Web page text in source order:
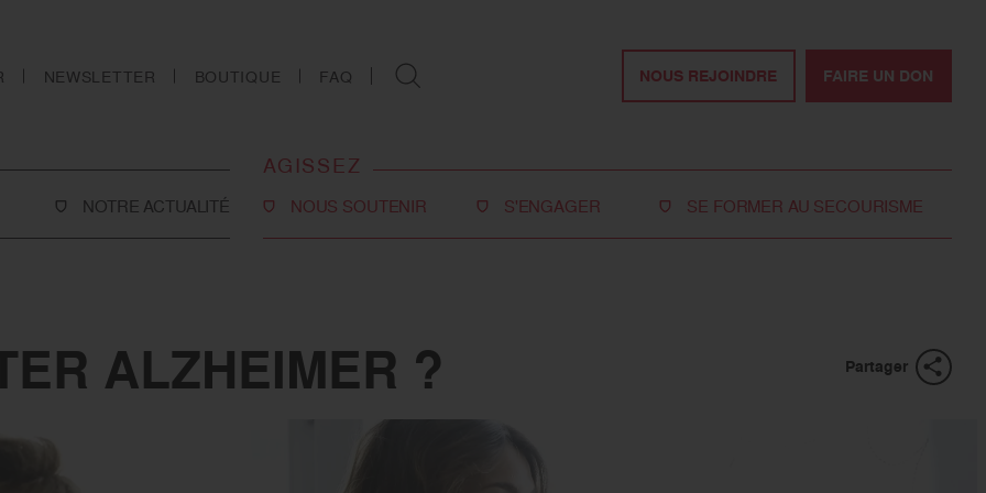
NEWSLETTER BOUTIQUE FAQ NOUS REJOINDRE FAIRE UN DON
social
NOTRE ACTUALITÉ
AGISSEZ
NOUS SOUTENIR
Legs, donations et
S'ENGAGER
SE FORMER AU SECOURISME
Partager
ALZHEIMER ?